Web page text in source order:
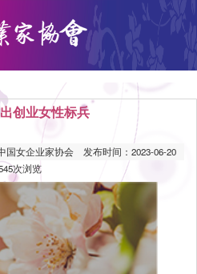
创业女性标兵
国女企业家协会发布时间： 2023-06-20
次浏览